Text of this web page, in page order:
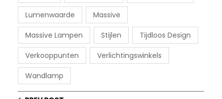
Lumenwaarde Massive
Massive Lampen Stijlen Tijdloos Design
Verkooppunten Verlichtingswinkels
Wandlamp